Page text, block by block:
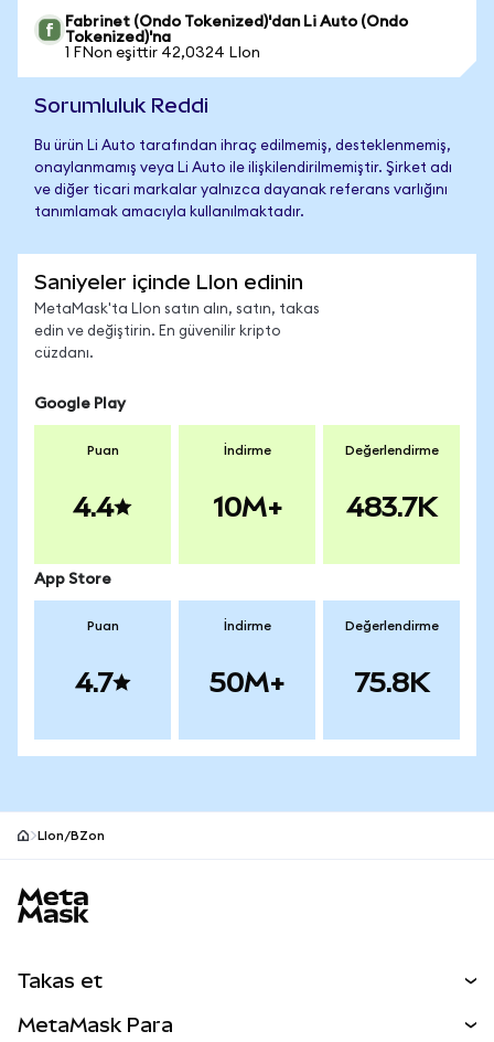
Fabrinet (Ondo Tokenized)'dan Li Auto (Ondo
Tokenized)'na
1 FNon eşittir 42,0324 LIon
Sorumluluk Reddi
Bu ürün Li Auto tarafından ihraç edilmemiş, desteklenmemiş,
onaylanmamış veya Li Auto ile ilişkilendirilmemiştir. Şirket adı
ve diğer ticari markalar yalnızca dayanak referans varlığını
tanımlamak amacıyla kullanılmaktadır.
Saniyeler içinde LIon edinin
MetaMask'ta LIon satın alın, satın, takas
edin ve değiştirin. En güvenilir kripto
cüzdanı.
Google Play
Puan
4.4
İndirme
10M+
Değerlendirme
483.7K
App Store
Puan
4.7
İndirme
50M+
Değerlendirme
75.8K
LIon/BZon
Takas et
MetaMask Para